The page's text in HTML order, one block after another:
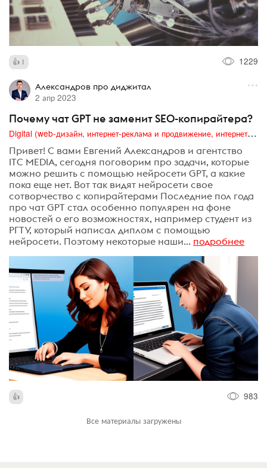
1 1229
Александров про диджитал
2 апр 2023
Почему чат GPT не заменит SEO-копирайтера?
Digital (web-дизайн, интернет-реклама и продвижение, интернет-сообщества и блоги, интернет-коммуникации, мобильный маркетинг, реклама на цифровых экранах)
Привет! С вами Евгений Александров и агентство
ITC MEDIA, сегодня поговорим про задачи, которые
можно решить с помощью нейросети GPT, а какие
пока еще нет. Вот так видят нейросети свое
сотворчество с копирайтерами Последние пол года
про чат GPT стал особенно популярен на фоне
новостей о его возможностях, например студент из
РГТУ, который написал диплом с помощью
нейросети. Поэтому некоторые наши... подробнее
983
Все материалы загружены